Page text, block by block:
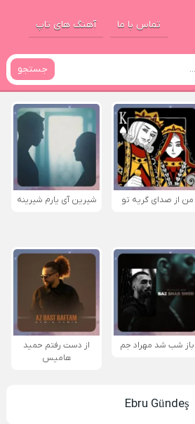
تماس با ما آهنگ های تاپ
جستجو
من از صدای گريه تو شیرین آی یارم شیرینه
باز شب شد مهراد جم
از دست رفتم حمید
هامیس
Ebru Gündeş